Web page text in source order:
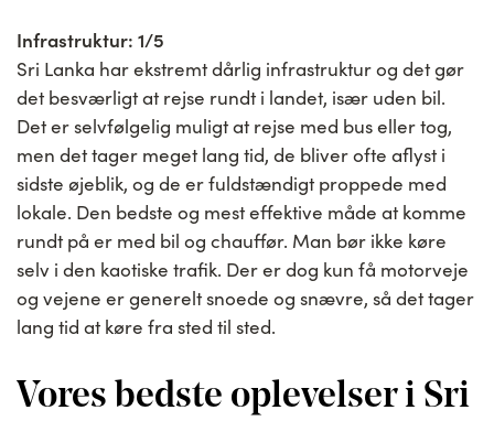
Infrastruktur: 1/5
Sri Lanka har ekstremt dårlig infrastruktur og det gør
det besværligt at rejse rundt i landet, især uden bil.
Det er selvfølgelig muligt at rejse med bus eller tog,
men det tager meget lang tid, de bliver ofte aflyst i
sidste øjeblik, og de er fuldstændigt proppede med
lokale. Den bedste og mest effektive måde at komme
rundt på er med bil og chauffør. Man bør ikke køre
selv i den kaotiske trafik. Der er dog kun få motorveje
og vejene er generelt snoede og snævre, så det tager
lang tid at køre fra sted til sted.
Vores bedste oplevelser i Sri